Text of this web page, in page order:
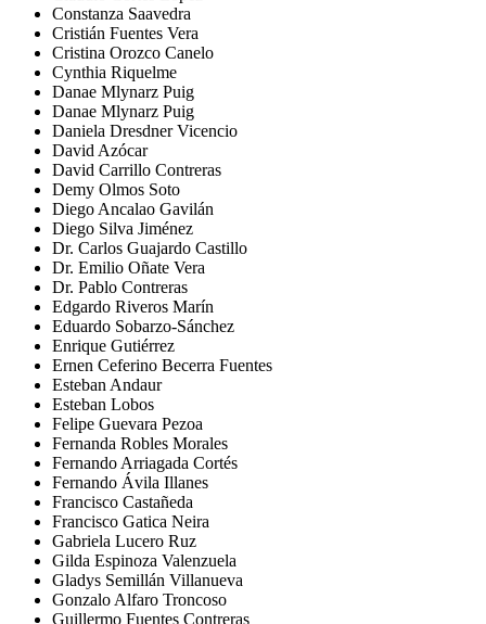
Constanza Saavedra
Cristián Fuentes Vera
Cristina Orozco Canelo
Cynthia Riquelme
Danae Mlynarz Puig
Danae Mlynarz Puig
Daniela Dresdner Vicencio
David Azócar
David Carrillo Contreras
Demy Olmos Soto
Diego Ancalao Gavilán
Diego Silva Jiménez
Dr. Carlos Guajardo Castillo
Dr. Emilio Oñate Vera
Dr. Pablo Contreras
Edgardo Riveros Marín
Eduardo Sobarzo-Sánchez
Enrique Gutiérrez
Ernen Ceferino Becerra Fuentes
Esteban Andaur
Esteban Lobos
Felipe Guevara Pezoa
Fernanda Robles Morales
Fernando Arriagada Cortés
Fernando Ávila Illanes
Francisco Castañeda
Francisco Gatica Neira
Gabriela Lucero Ruz
Gilda Espinoza Valenzuela
Gladys Semillán Villanueva
Gonzalo Alfaro Troncoso
Guillermo Fuentes Contreras